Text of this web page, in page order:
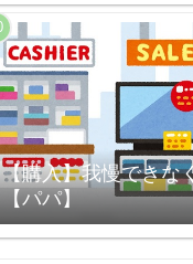
【購入】我慢できな
【パパ】